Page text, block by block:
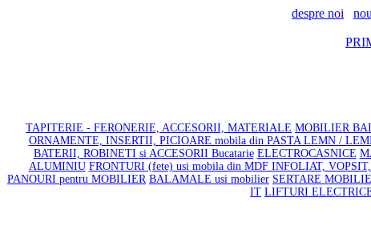
despre noi
TAPITERIE - FERONERIE, ACCESORII, MATERIALE MOBILIER
ORNAMENTE, INSERTII, PICIOARE mobila din PASTA LEMN /
BATERII, ROBINETI si ACCESORII Bucatarie ELECTROCASNICE
ALUMINIU FRONTURI (fete) usi mobila din MDF INFOLIAT,
PANOURI pentru MOBILIER BALAMALE usi mobilier SERTARE
IT LIFTURI